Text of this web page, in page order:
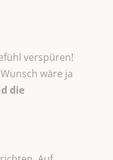
verspüren!
wäre ja
die